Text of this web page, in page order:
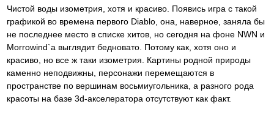
Чистой воды изометрия, хотя и красиво. Появись игра с такой
графикой во времена первого Diablo, она, наверное, заняла бы
не последнее место в списке хитов, но сегодня на фоне NWN и
Morrowind`а выглядит бедновато. Потому как, хотя оно и
красиво, но все ж таки изометрия. Картины родной природы
каменно неподвижны, персонажи перемещаются в
пространстве по вершинам восьмиугольника, а разного рода
красоты на базе 3d-акселератора отсутствуют как факт.